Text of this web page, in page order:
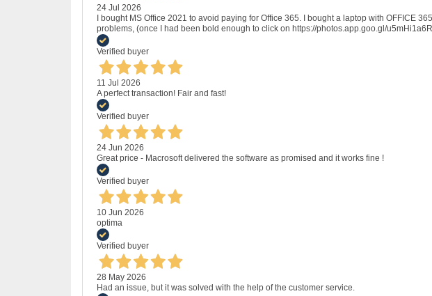
24 Jul 2026
I bought MS Office 2021 to avoid paying for Office 365. I bought a laptop with OFFICE
problems, (once I had been bold enough to click on https://photos.app.goo.gl/
Verified buyer
11 Jul 2026
A perfect transaction! Fair and fast!
Verified buyer
24 Jun 2026
Great price - Macrosoft delivered the software as promised and it works fine !
Verified buyer
10 Jun 2026
optima
Verified buyer
28 May 2026
Had an issue, but it was solved with the help of the customer service.